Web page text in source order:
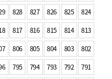
828 827 826 825
824
817 816 815 814
813
806 805 804 803
802
795 794 793 792
791